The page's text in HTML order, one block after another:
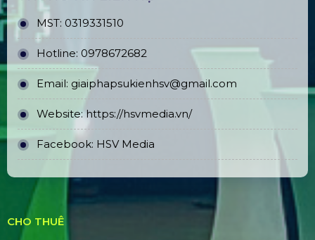
MST: 0319331510
Hotline: 0978672682
Email: giaiphapsukienhsv@gmail.com
Website:https://hsvmedia.vn/
Facebook: HSV Media
CHO THUÊ